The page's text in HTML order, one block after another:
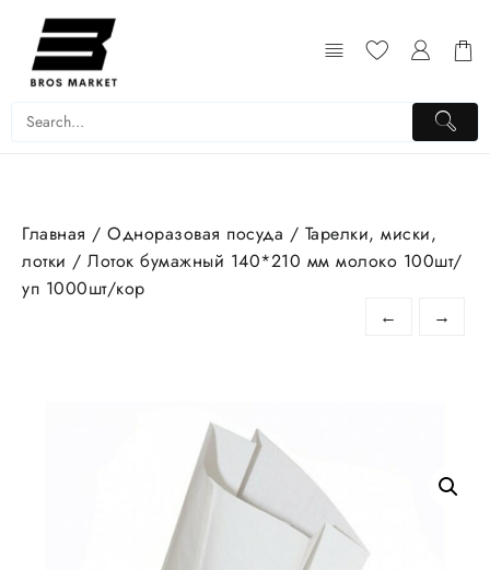
Перейти
содержимому
Главная / Одноразовая посуда / Тарелки, миски,
лотки / Лоток бумажный 140*210 мм молоко 100шт/
уп 1000шт/кор
←
→